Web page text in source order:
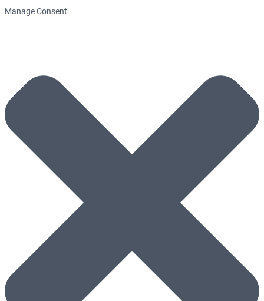
Manage Consent